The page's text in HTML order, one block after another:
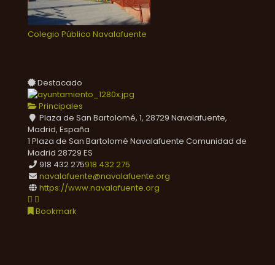
Colegio Público Navalafuente
Destacado
Principales
Plaza de San Bartolomé, 1, 28729 Navalafuente,
Madrid, España
1 Plaza de San Bartolomé Navalafuente Comunidad de
Madrid 28729 ES
918 432 275918 432 275
navalafuente@navalafuente.org
https://www.navalafuente.org
Bookmark